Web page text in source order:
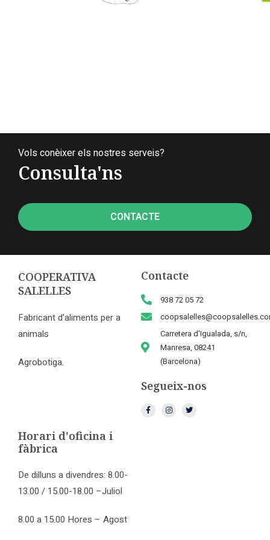
Vols conèixer els nostres serveis?
Consulta'ns
CONTACTE
COOPERATIVA
SALELLES
Fabricant d’aliments per a
animals
Agrobotiga.
Contacte
938 72 05 72
Carretera d'Igualada, s/n,
Manresa, 08241
(Barcelona)
Segueix-nos
Horari d'oficina i
fàbrica
De dilluns a divendres: 8.00-
13.00 / 15.00-18.00 –Juliol
8.00 a 15.00 Hores – Agost